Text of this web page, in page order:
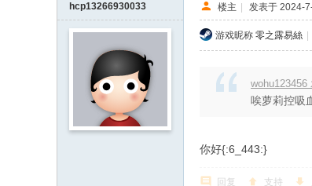
hcp13266930033 楼主 | 发表于 2024-
游戏昵称 零之露易絲
wohu123456
唉萝莉控吸
你好{:6_443:}
回复 支持